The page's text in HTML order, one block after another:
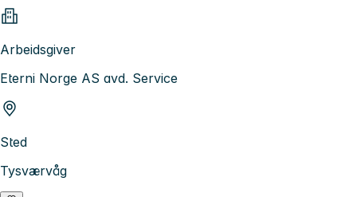
Arbeidsgiver
Eterni Norge AS avd. Service
Sted
Tysværvåg